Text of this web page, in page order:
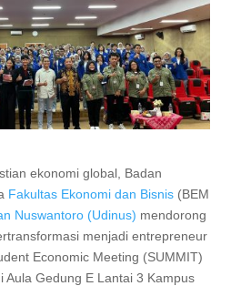
ekonomi global, Badan
Fakultas Ekonomi dan Bisnis (BEM
Nuswantoro (Udinus) mendorong
menjadi entrepreneur
Economic Meeting (SUMMIT)
Aula Gedung E Lantai 3 Kampus